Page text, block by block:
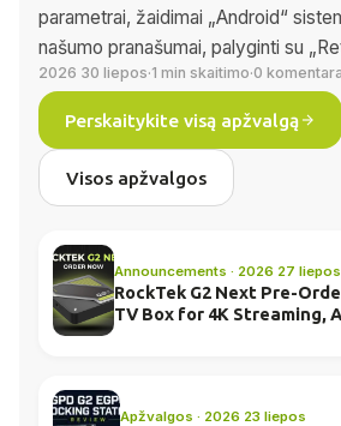
parametrai, žaidimai „Android“
našumo pranašumai, palyginti su
2026 30 liepos·1 min skaitimo·0
Perskaitykite visą apžvalgą
Visos apžvalgos
Announcements · 2026 27 liepos
RockTek G2 Next Pre-
TV Box for 4K Streaming,
Everyday Entertainment
Apžvalgos · 2026 23 liepos